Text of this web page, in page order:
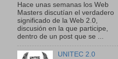
Hace unas semanas los Web
Masters discutían el verdadero
significado de la Web 2.0,
discusión en la que participe,
dentro de un post que se ...
UNITEC 2.0